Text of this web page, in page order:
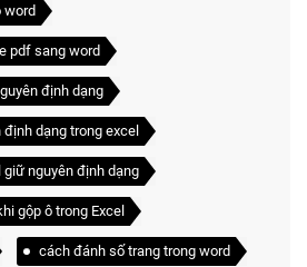
word
pdf sang word
định dạng
dạng trong excel
nguyên định dạng
gộp ô trong Excel
cách đánh số trang trong word